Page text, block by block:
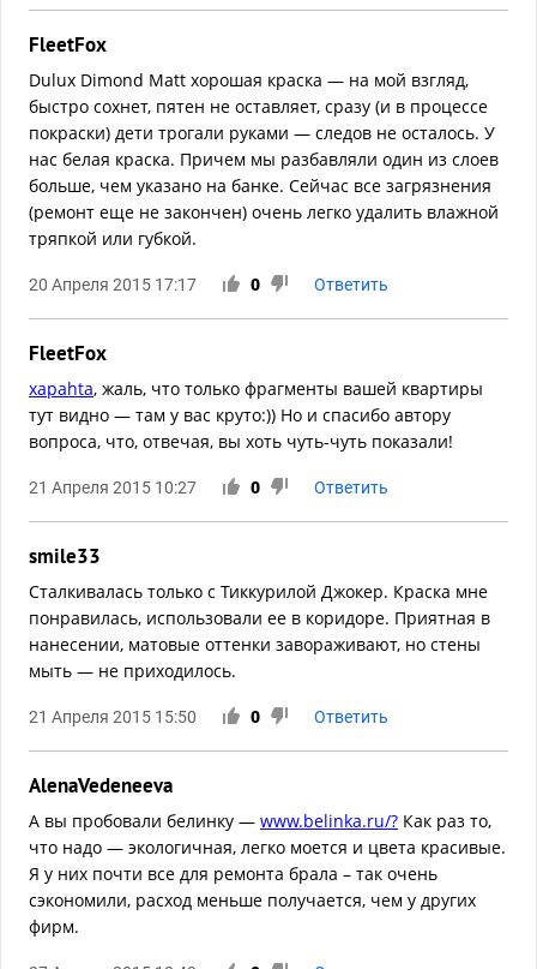
FleetFox
Dulux Dimond Matt хорошая краска — на мой взгляд,
быстро сохнет, пятен не оставляет, сразу (и в процессе
покраски) дети трогали руками — следов не осталось. У
нас белая краска. Причем мы разбавляли один из слоев
больше, чем указано на банке. Сейчас все загрязнения
(ремонт еще не закончен) очень легко удалить влажной
тряпкой или губкой.
20 Апреля 2015 17:17 0 Ответить
FleetFox
xapahta, жаль, что только фрагменты вашей квартиры
тут видно — там у вас круто:)) Но и спасибо автору
вопроса, что, отвечая, вы хоть чуть-чуть показали!
21 Апреля 2015 10:27 0 Ответить
smile33
Сталкивалась только с Тиккурилой Джокер. Краска мне
понравилась, использовали ее в коридоре. Приятная в
нанесении, матовые оттенки завораживают, но стены
мыть — не приходилось.
21 Апреля 2015 15:50 0 Ответить
AlenaVedeneeva
А вы пробовали белинку — www.belinka.ru/? Как раз то,
что надо — экологичная, легко моется и цвета красивые.
Я у них почти все для ремонта брала – так очень
сэкономили, расход меньше получается, чем у других
фирм.